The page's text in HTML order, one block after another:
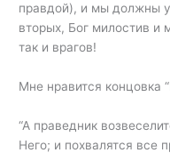
правдой), и мы должны
вторых, Бог милостив и
так и врагов!
Мне нравится концовка
“А праведник
Него; и похвалятся все